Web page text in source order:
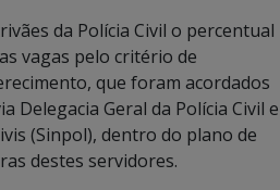
da Polícia Civil o percentual
vagas pelo critério de
que foram acordados
Delegacia Geral da Polícia Civil e
(Sinpol), dentro do plano de
destes servidores.